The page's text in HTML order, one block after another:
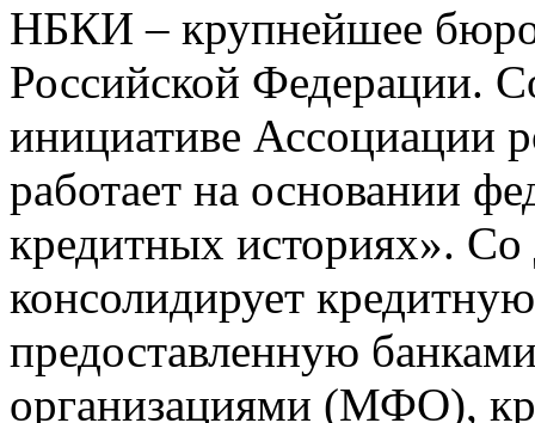
НБКИ – крупнейшее
Российской Федерации.
инициативе Ассоциации
работает на основании
кредитных историях».
консолидирует
предоставленную
организациями (МФО),